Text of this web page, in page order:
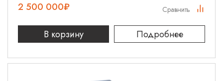
2 500 000₽
В корзину Подробнее
Сравнить